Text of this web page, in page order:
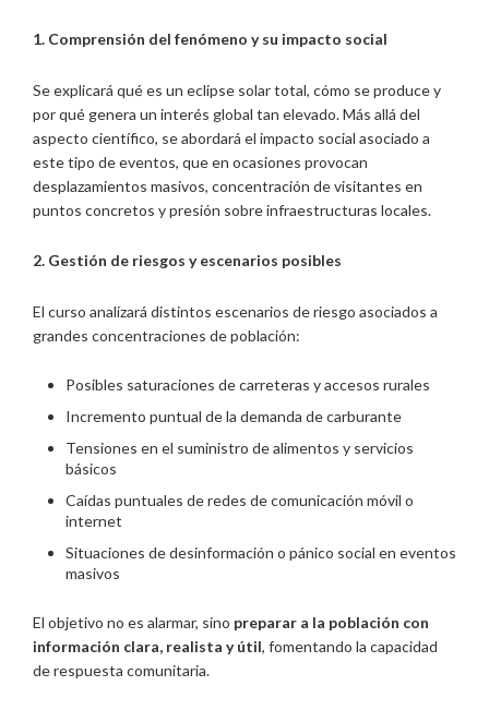
1. Comprensión del fenómeno y su impacto social
Se explicará qué es un eclipse solar total, cómo se produce y
por qué genera un interés global tan elevado. Más allá del
aspecto científico, se abordará el impacto social asociado a
este tipo de eventos, que en ocasiones provocan
desplazamientos masivos, concentración de visitantes en
puntos concretos y presión sobre infraestructuras locales.
2. Gestión de riesgos y escenarios posibles
El curso analizará distintos escenarios de riesgo asociados a
grandes concentraciones de población:
Posibles saturaciones de carreteras y accesos rurales
Incremento puntual de la demanda de carburante
Tensiones en el suministro de alimentos y servicios
básicos
Caídas puntuales de redes de comunicación móvil o
internet
Situaciones de desinformación o pánico social en eventos
masivos
El objetivo no es alarmar, sino preparar a la población con
información clara, realista y útil, fomentando la capacidad
de respuesta comunitaria.